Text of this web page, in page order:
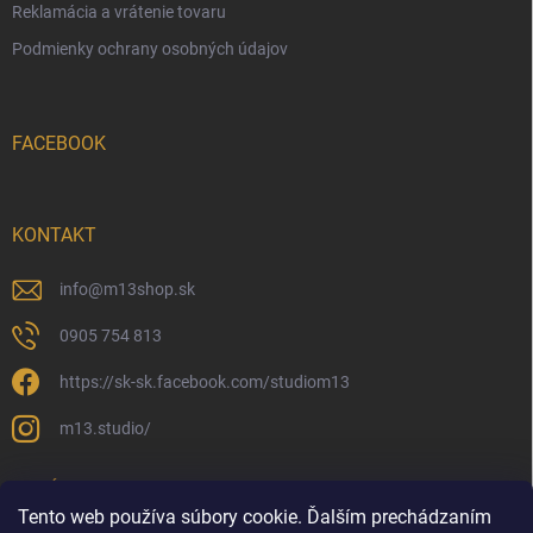
Tento web používa súbory cookie. Ďalším prechádzaním
Reklamácia a vrátenie tovaru
Podmienky ochrany osobných údajov
FACEBOOK
KONTAKT
info@m13shop.sk
0905 754 813
https://sk-sk.facebook.com/studiom13
m13.studio/